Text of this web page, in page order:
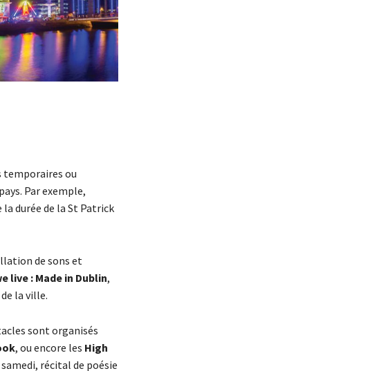
temporaires ou
Par exemple,
la durée de la St Patrick
de sons et
live : Made in Dublin,
la ville.
sont organisés
, ou encore les High
récital de poésie